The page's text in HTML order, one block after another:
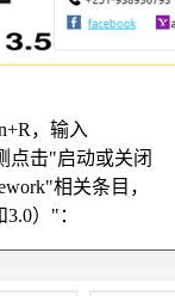
，输入
点击"启动或关闭
相关条目，
）"：